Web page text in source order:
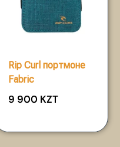
Rip Curl портмоне
Fabric
9 900 KZT